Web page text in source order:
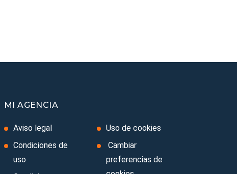
MI AGENCIA
Aviso legal
Condiciones de
uso
Uso de cookies
Cambiar
preferencias de